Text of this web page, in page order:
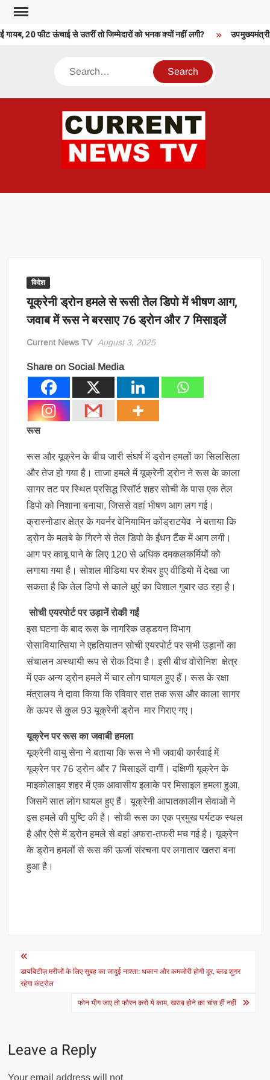
Skip
content20 फीट ऊंचाई से उतरीं तो जिम्मेदारों को भनक क्यों नहीं लगी? उपमुख्यमंत्री
Search
विदेश
यूक्रेनी ड्रोन हमले से रूसी तेल डिपो में भीषण आग,
जवाब में रूस ने बरसाए 76 ड्रोन और 7 मिसाइलें
Current News TV August 3, 2025
Share on Social Media
रूस
रूस और यूक्रेन के बीच जारी संघर्ष में ड्रोन हमलों का सिलसिला
और तेज हो गया है। ताजा हमले में यूक्रेनी ड्रोन ने रूस के काला
सागर तट पर स्थित प्रसिद्ध रिसॉर्ट शहर सोची के पास एक तेल
डिपो को निशाना बनाया, जिससे वहां भीषण आग लग गई।
क्रास्नोडार क्षेत्र के गवर्नर वेनियामिन कोंड्राटयेव ने बताया कि
ड्रोन के मलबे के गिरने से तेल डिपो के ईंधन टैंक में आग लगी।
आग पर काबू पाने के लिए 120 से अधिक दमकलकर्मियों को
लगाया गया है। सोशल मीडिया पर शेयर हुए वीडियो में देखा जा
सकता है कि तेल डिपो से काले धुएं का विशाल गुबार उठ रहा है।
सोची एयरपोर्ट पर उड़ानें रोकी गईं
इस घटना के बाद रूस के नागरिक उड्डयन विभाग
रोसावियात्सिया ने एहतियातन सोची एयरपोर्ट पर सभी उड़ानों का
संचालन अस्थायी रूप से रोक दिया है। इसी बीच वोरोनिश क्षेत्र
में एक अन्य ड्रोन हमले में चार लोग घायल हुए हैं। रूस के रक्षा
मंत्रालय ने दावा किया कि रविवार रात तक रूस और काला सागर
के ऊपर से कुल 93 यूक्रेनी ड्रोन मार गिराए गए।
यूक्रेन पर रूस का जवाबी हमला
यूक्रेनी वायु सेना ने बताया कि रूस ने भी जवाबी कार्रवाई में
यूक्रेन पर 76 ड्रोन और 7 मिसाइलें दागीं। दक्षिणी यूक्रेन के
माइकोलाइव शहर में एक आवासीय इलाके पर मिसाइल हमला हुआ,
जिसमें सात लोग घायल हुए हैं। यूक्रेनी आपातकालीन सेवाओं ने
इस हमले की पुष्टि की है। सोची रूस का एक प्रमुख पर्यटक स्थल
है और ऐसे में ड्रोन हमले से वहां अफरा-तफरी मच गई है। यूक्रेन
के ड्रोन हमलों से रूस की ऊर्जा संरचना पर लगातार खतरा बना
हुआ है।
Post
navigation
डायबिटीज़ मरीजों के लिए सुबह का जादुई नाश्ता: थकान और कमजोरी होगी दूर, ब्लड शुगर
रहेगा कंट्रोल
फोन भीग जाए तो फौरन करो ये काम, खराब होने का चांस ही नहीं
Leave a Reply
Your email address will not